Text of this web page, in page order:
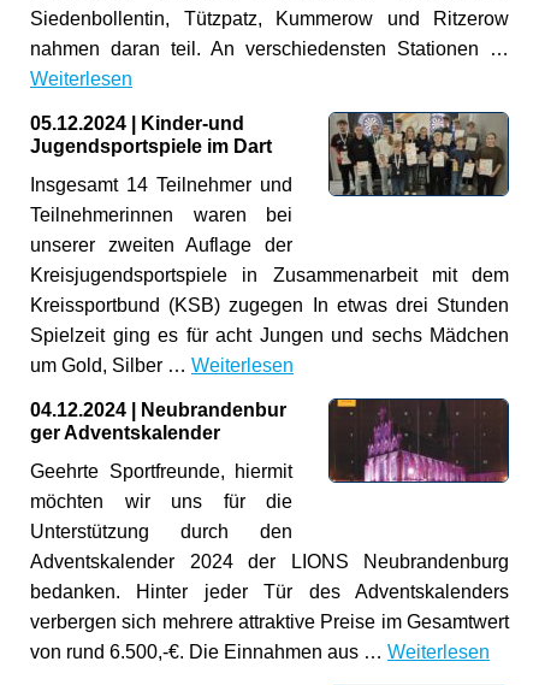
Siedenbollentin, Tützpatz, Kummerow und Ritzerow
nahmen daran teil. An verschiedensten Stationen …
Weiterlesen
05.12.2024
Kinder-und
Jugendsportspiele im Dart
Insgesamt 14 Teilnehmer und
Teilnehmerinnen waren bei
unserer zweiten Auflage der
Kreisjugendsportspiele in Zusammenarbeit mit dem
Kreissportbund (KSB) zugegen In etwas drei Stunden
Spielzeit ging es für acht Jungen und sechs Mädchen
um Gold, Silber … Weiterlesen
04.12.2024
Neubrandenbur
ger Adventskalender
Geehrte Sportfreunde, hiermit
möchten wir uns für die
Unterstützung durch den
Adventskalender 2024 der LIONS Neubrandenburg
bedanken. Hinter jeder Tür des Adventskalenders
verbergen sich mehrere attraktive Preise im Gesamtwert
von rund 6.500,-€. Die Einnahmen aus … Weiterlesen